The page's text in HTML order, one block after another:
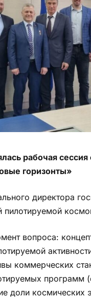
рабочая
горизонты»
директора
вопроса:
коммерческих
программ
доли космических